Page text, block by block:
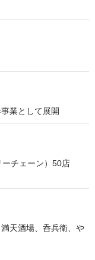
業として展開
チェーン）50店
天酒場、呑兵衛、や